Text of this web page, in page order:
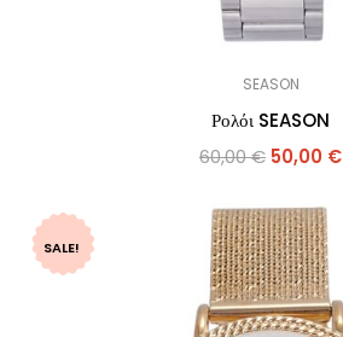
SEASON
Ρολόι SEASON
60,00€ 50,00 €
SALE!